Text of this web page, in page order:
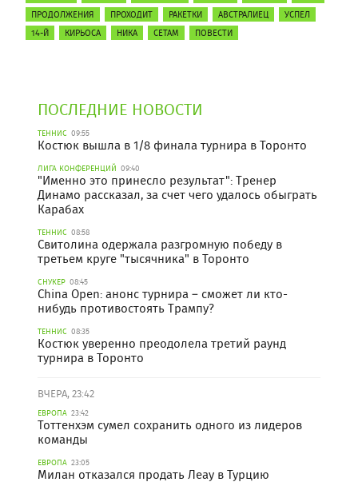
ПРОДОЛЖЕНИЯ
ПРОХОДИТ РАКЕТКИ АВСТРАЛИЕЦ
УСПЕЛ
14-Й
КИРЬОСА НИКА СЕТАМ ПОВЕСТИ
ПОСЛЕДНИЕ НОВОСТИ
ТЕННИС 09:55
Костюк вышла в 1/8 финала турнира в Торонто
ЛИГА КОНФЕРЕНЦИЙ 09:40
"Именно это принесло результат": Тренер
Динамо рассказал, за счет чего удалось обыграть
Карабах
ТЕННИС 08:58
Свитолина одержала разгромную победу в
третьем круге "тысячника" в Торонто
СНУКЕР 08:45
China Open: анонс турнира – сможет ли кто-
нибудь противостоять Трампу?
ТЕННИС 08:35
Костюк уверенно преодолела третий раунд
турнира в Торонто
ВЧЕРА, 23:42
ЕВРОПА 23:42
Тоттенхэм сумел сохранить одного из лидеров
команды
ЕВРОПА 23:05
Милан отказался продать Леау в Турцию